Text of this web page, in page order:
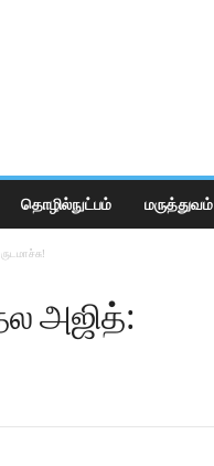
தொழில்நுட்பம் மருத்துவம்
அஜித்: